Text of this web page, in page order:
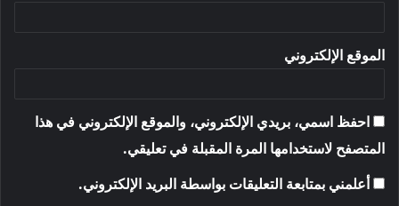
الموقع الإلكتروني
احفظ اسمي، بريدي الإلكتروني، والموقع الإلكتروني في هذا
المتصفح لاستخدامها المرة المقبلة في تعليقي.
أعلمني بمتابعة التعليقات بواسطة البريد الإلكتروني.